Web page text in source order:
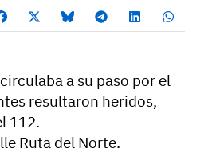
a su paso por el
resultaron heridos,
112.
Ruta del Norte.